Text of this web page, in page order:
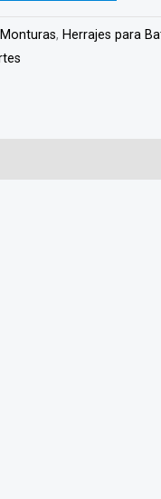
, Herrajes para